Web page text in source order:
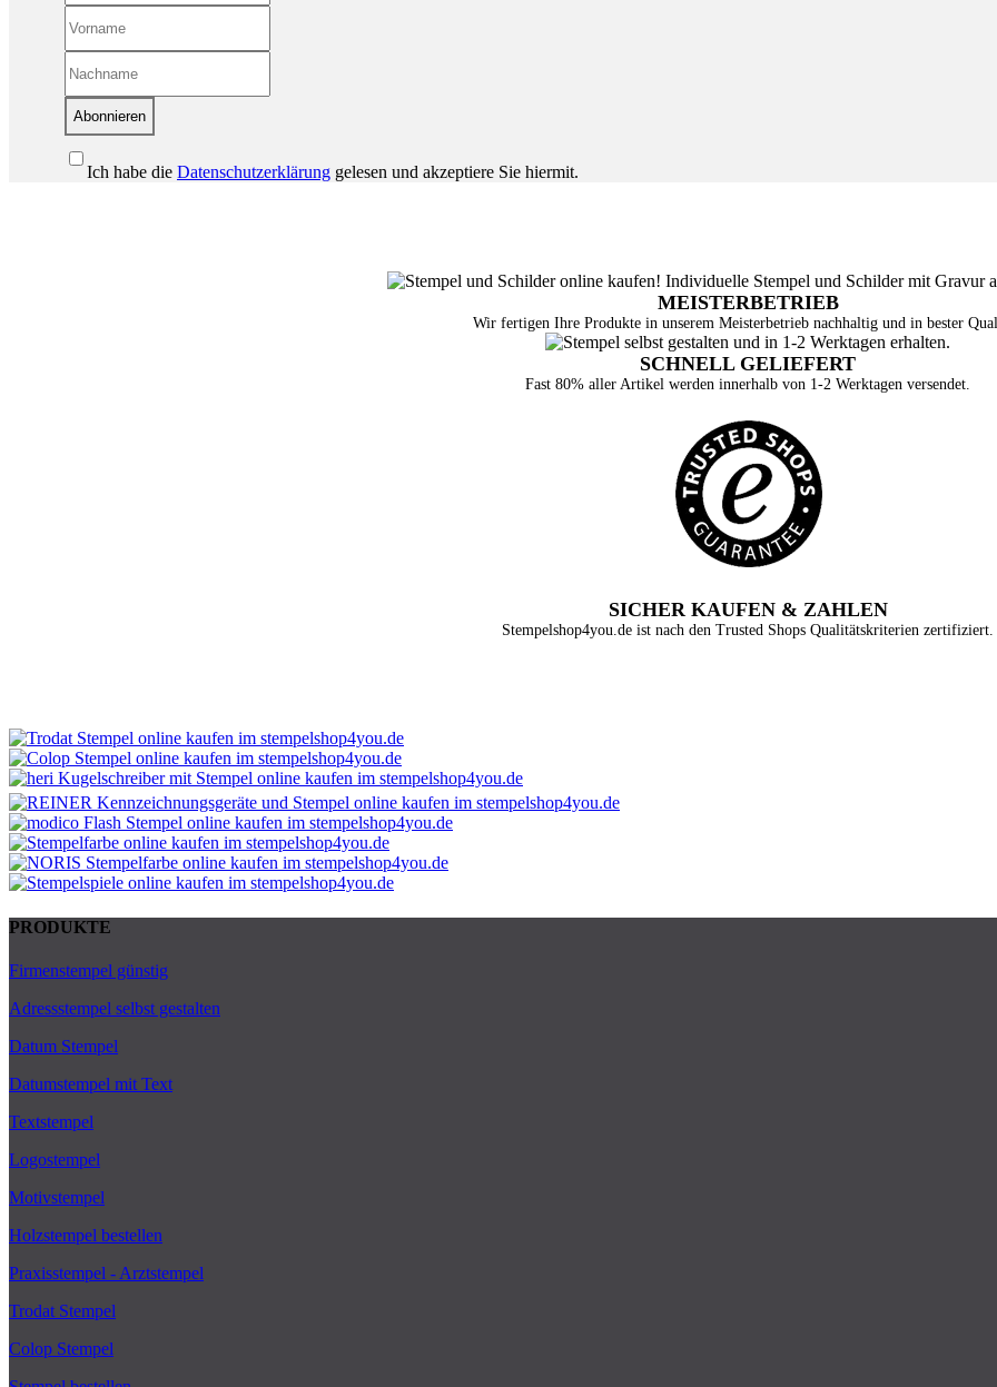
Abonnieren
Ich habe die Datenschutzerklärung gelesen und akzeptiere Sie hiermit.
MEISTERBETRIEB
Wir fertigen Ihre Produkte in unserem Meisterbetrieb nachhaltig und in bester
SCHNELL GELIEFERT
Fast 80% aller Artikel werden innerhalb von 1-2 Werktagen versendet.
SICHER KAUFEN & ZAHLEN
Stempelshop4you.de ist nach den Trusted Shops Qualitätskriterien zertifiziert.
PRODUKTE
Firmenstempel günstig
Adressstempel selbst gestalten
Datum Stempel
Datumstempel mit Text
Textstempel
Logostempel
Motivstempel
Holzstempel bestellen
Praxisstempel - Arztstempel
Trodat Stempel
Colop Stempel